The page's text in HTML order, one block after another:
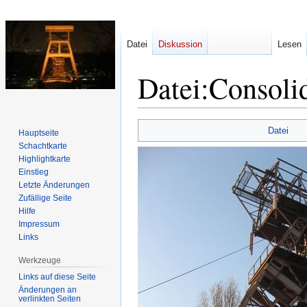
Datei:
Navigation
Suche
Datei
Datei Diskussion Lesen
Hauptseite
Schachtkarte
Highlightkarte
Einstieg
Letzte Änderungen
Zufällige Seite
Hilfe
Impressum
Links
Werkzeuge
Links auf diese Seite
Änderungen an
verlinkten Seiten